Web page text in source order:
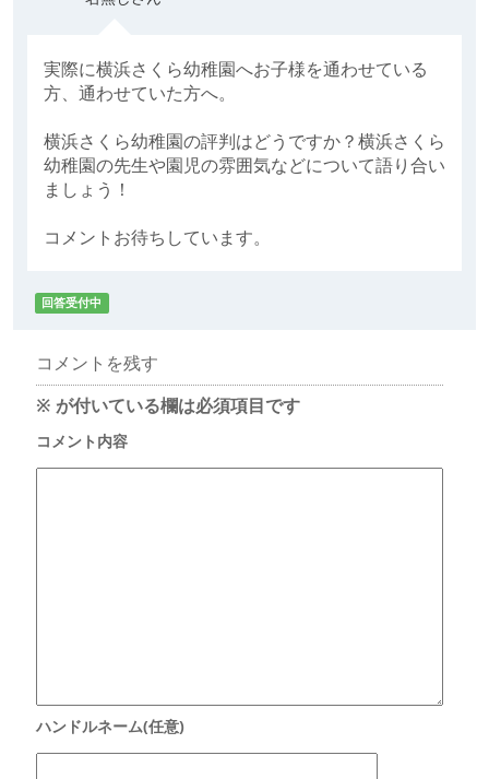
実際に横浜さくら幼稚園へお子様を通わせている
方、通わせていた方へ。
横浜さくら幼稚園の評判はどうですか？横浜さくら
幼稚園の先生や園児の雰囲気などについて語り合い
ましょう！
コメントお待ちしています。
回答受付中
コメントを残す
※ が付いている欄は必須項目です